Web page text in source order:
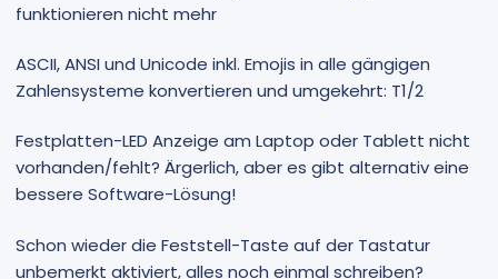
funktionieren nicht mehr
ASCII, ANSI und Unicode inkl. Emojis in alle gängigen
Zahlensysteme konvertieren und umgekehrt: T1/2
Festplatten-LED Anzeige am Laptop oder Tablett nicht
vorhanden/fehlt? Ärgerlich, aber es gibt alternativ eine
bessere Software-Lösung!
Schon wieder die Feststell-Taste auf der Tastatur
unbemerkt aktiviert, alles noch einmal schreiben?